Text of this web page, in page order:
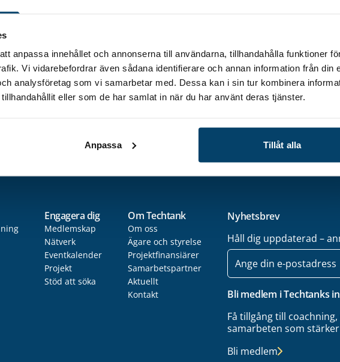
anpassa innehållet och annonserna till användarna, tillhandahålla funktioner
Vi vidarebefordrar även sådana identifierare och annan information från din
analysföretag som vi samarbetar med. Dessa kan i sin tur kombinera
eller som de har samlat in när du har använt deras tjänster.
Anpassa Tillåt alla
Mellström från Universal Robots,
och hur denna typ av robotar idag har
programinformation och
Engagera dig
Medlemskap
Nätverk
Eventkalender
Projekt
Stöd att söka
Om Techtank
Om oss
Ägare och styrelse
Projektfinansiärer
Samarbetspartner
Aktuellt
Kontakt
Nyhetsbrev
Håll dig uppdaterad –
E-
post
Bli medlem i Techtanks
Få tillgång till
samarbeten som
Bli medlem